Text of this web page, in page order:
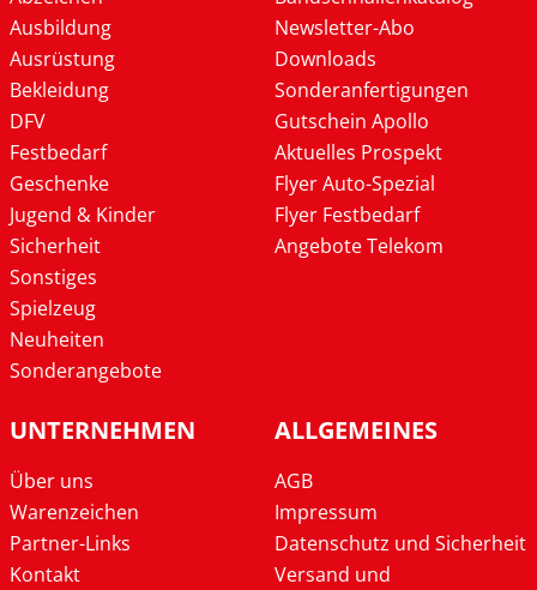
Ausbildung
Ausrüstung
Bekleidung
DFV
Festbedarf
Geschenke
Jugend & Kinder
Sicherheit
Sonstiges
Spielzeug
Neuheiten
Sonderangebote
Newsletter-Abo
Downloads
Sonderanfertigungen
Gutschein Apollo
Aktuelles Prospekt
Flyer Auto-Spezial
Flyer Festbedarf
Angebote Telekom
UNTERNEHMEN
Über uns
Warenzeichen
Partner-Links
Kontakt
ALLGEMEINES
AGB
Impressum
Datenschutz und Sicherheit
Versand und